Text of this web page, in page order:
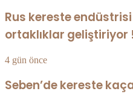
Rus kereste
ortaklıklar geliştiriyor !
4 gün önce
Seben’de kereste